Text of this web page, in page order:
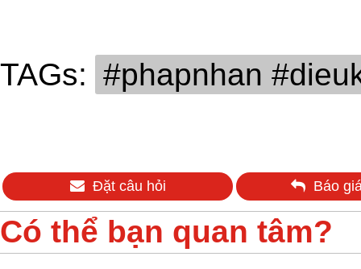
TAGs: #phapnhan
Đặt câu hỏi Báo
Có thể bạn quan tâm?